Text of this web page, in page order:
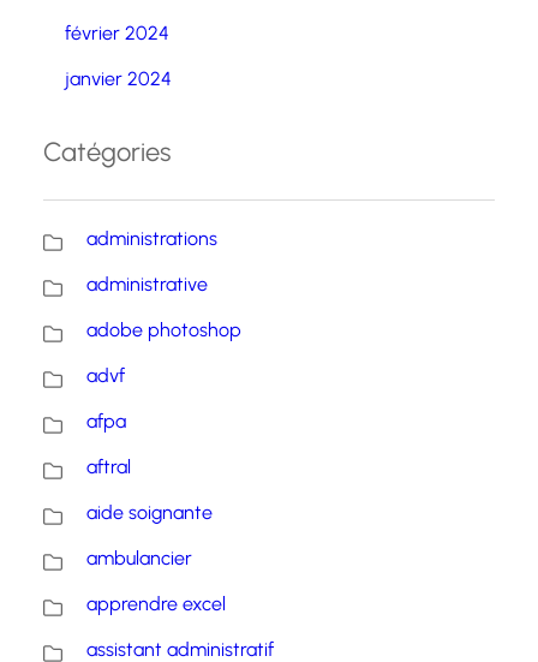
février 2024
janvier 2024
Catégories
administrations
administrative
adobe photoshop
advf
afpa
aftral
aide soignante
ambulancier
apprendre excel
assistant administratif